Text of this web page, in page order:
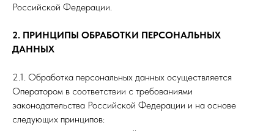
Российской Федерации.
2. ПРИНЦИПЫ ОБРАБОТКИ ПЕРСОНАЛЬНЫХ
ДАННЫХ
2.1. Обработка персональных данных осуществляется
Оператором в соответствии с требованиями
законодательства Российской Федерации и на основе
следующих принципов: